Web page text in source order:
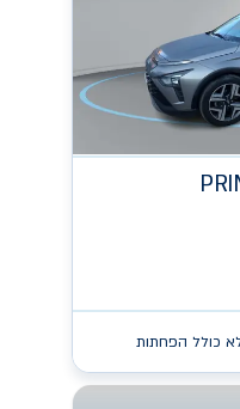
כולל הפחתות